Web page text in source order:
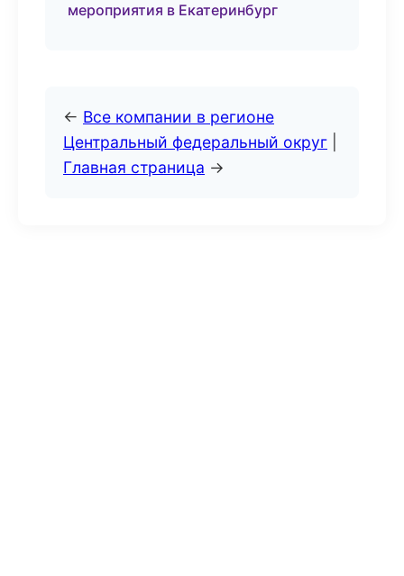
мероприятия в Екатеринбург
← Все компании в регионе
Центральный федеральный округ
Главная страница →